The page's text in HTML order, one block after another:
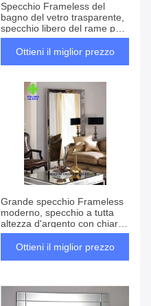
Specchio Frameless del
bagno del vetro trasparente,
specchio libero del rame per
la camera da letto
Ottieni il miglior prezzo
Grande specchio Frameless
moderno, specchio a tutta
altezza d'argento con chiara
superficie
Ottieni il miglior prezzo